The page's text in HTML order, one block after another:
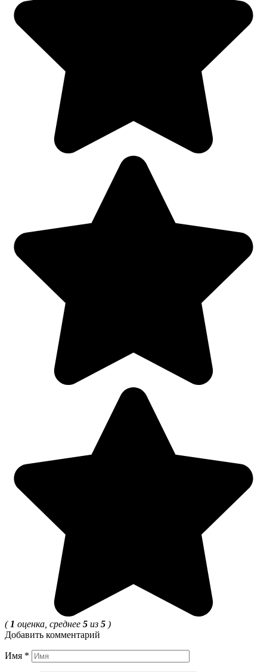
( 1 оценка, среднее 5 из 5 )
Добавить комментарий
Имя *